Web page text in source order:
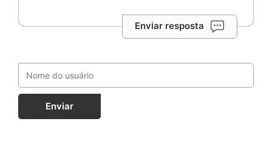
Enviar resposta
Enviar